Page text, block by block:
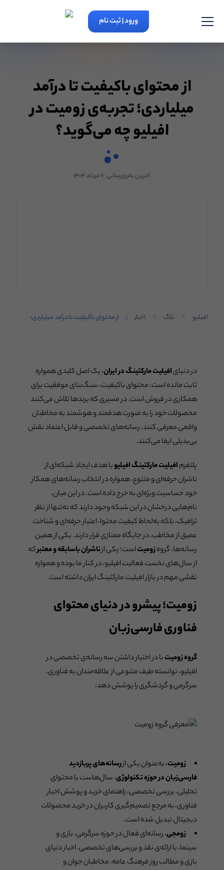
ورود | ثبت نام
از محتوای باکیفیت تا درآمد
میلیاردی؛ تجربه‌ی زومیت در
افیلیو چه می‌گوید؟
آخرین به‌روزرسانی:۶ مرداد ۱۴۰۴
افیلیو بلاگ اخبار
از محتوای باکیفیت تا درآمد میلیاردی؛
در دنیایافیلیت مارکتینگ در ایران، یک اصل کلیدی همواره
ثابت مانده است: محتوای باکیفیت، سنگ‌بنای موفقیت برای
همکاری در فروش است. در مسیری که برندها تلاش می‌کنند
محصولات خود را به صورت هدفمند و هوشمند به مخاطبان
واقعی معرفی کنند، رسانه‌های تخصصی و قابل اعتماد نقش
بی‌بدیلی ایفا می‌کنند.
پلتفرمافیلیت مارکتینگ افیلیوبا هدف ایجاد شبکه‌ای از
ناشران حرفه‌ای و متنوع، همواره در انتخاب رسانه‌های همکار
خود حساسیت ویژه‌ای به خرج داده است. در این میان،
نام‌هایی درخشان در این شبکه وجود دارند که نه‌تنها از نظر
ترافیک، بلکه به‌لحاظ کیفیت محتوا، اعتبار حرفه‌ای و شناخت
عمیق از مخاطب، در جایگاه ممتازی قرار دارند. یکی از همین
رسانه‌ها، گروهزومیتاست؛ یکی ازناشران باسابقه و معتبرکه
از سال‌های نخست فعالیت افیلیو، در کنار ما بوده و همواره
نقشی مهم در بازار افیلیت مارکتینگ ایران داشته است.
زومیت؛ پیشرو در دنیای محتوای
فناوری فارسی‌زبان
گروه زومیتبا در اختیار داشتن سه رسانه‌ی تخصصی در
افیلیو، توانسته طیف متنوعی از علاقه‌مندان به فناوری،
سرگرمی و گردشگری را پوشش دهد:
زومیت، به‌عنوان یکی ازرسانه‌های پربازدید
فارسی‌زبان در حوزه تکنولوژی، سال‌هاست با محتوای
تحلیلی، بررسی تخصصی، راهنمای خرید و پوشش اخبار
فناوری، به مرجع تصمیم‌گیری کاربران در خرید محصولات
دیجیتال تبدیل شده است.
زومجی، رسانه‌ای فعال در حوزه سرگرمی، بازی و
سینما، با ارائه‌ی نقد و بررسی‌های تخصصی، اخبار دنیای
بازی و مطالب روز فرهنگ عامه، مخاطبان جوان و